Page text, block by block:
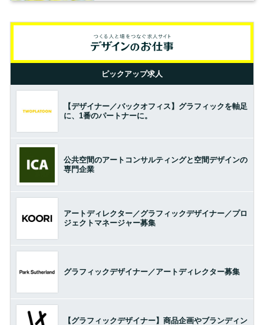
ピックアップ求人
【デザイナー／バックオフィス】グラフィックを軸足
に、1番のパートナーに。
公共空間のアートコンサルティングと空間デザインの
専門企業
アートディレクター／グラフィックデザイナー／プロ
ジェクトマネージャー募集
グラフィックデザイナー／アートディレクター募集
【グラフィックデザイナー】商品企画やブランディン